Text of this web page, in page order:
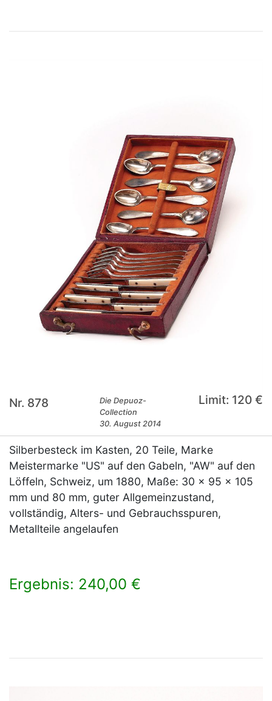
Nr. 878
Die Depuoz-
Collection
30. August 2014
Limit: 120 €
Silberbesteck im Kasten, 20 Teile, Marke
Meistermarke "US" auf den Gabeln, "AW" auf den
Löffeln, Schweiz, um 1880, Maße: 30 x 95 x 105
mm und 80 mm, guter Allgemeinzustand,
vollständig, Alters- und Gebrauchsspuren,
Metallteile angelaufen
Ergebnis: 240,00 €